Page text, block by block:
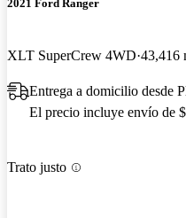
2021 Ford Ranger
XLT SuperCrew 4WD 43,416
Entrega a domicilio desde
El precio incluye envío de
Trato justo